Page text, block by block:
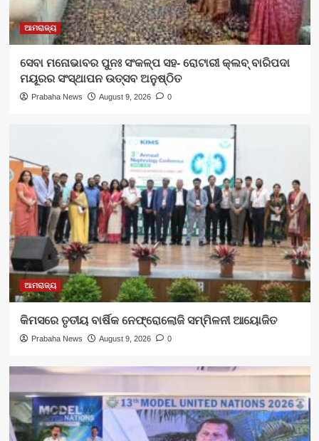
ଆମରାଜ୍ୟ
ସେବା ମନୋଭାବର ପୁନଃ ସଂକଳ୍ପ ସହ- ରୋଟାରୀ କ୍ଲବ୍ ବାରିପଦା
ମୟୂରର ସଂସ୍ଥାପନ ଉତ୍ସବ ଅନୁଷ୍ଠିତ
Prabaha News August 9, 2026 0
ଆମରାଜ୍ୟ
କିମସରେ ତୃତୀୟ ବାର୍ଷିକ ନେଫ୍ରୋଲୋଜି ସମ୍ମିଳନୀ ଆୟୋଜିତ
Prabaha News August 9, 2026 0